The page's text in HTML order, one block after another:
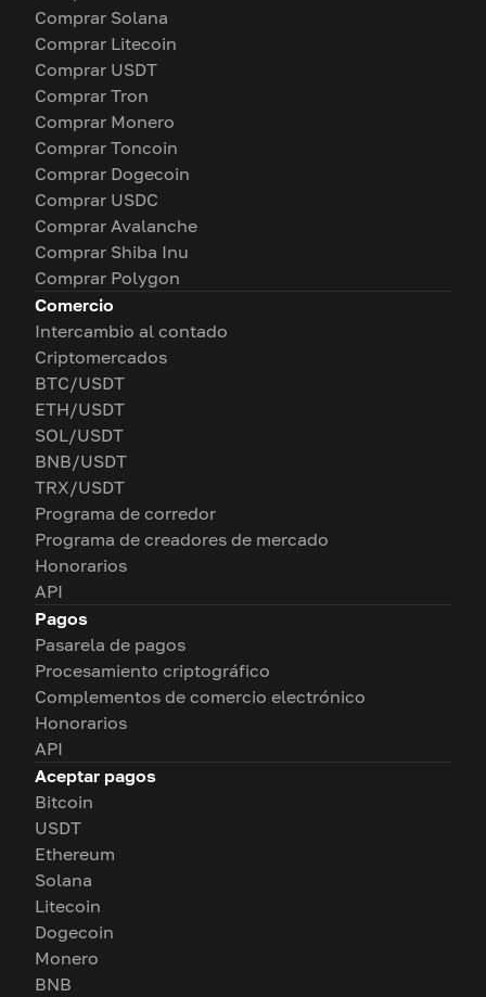
Comprar Solana
Comprar Litecoin
Comprar USDT
Comprar Tron
Comprar Monero
Comprar Toncoin
Comprar Dogecoin
Comprar USDC
Comprar Avalanche
Comprar Shiba Inu
Comprar Polygon
Comercio
Intercambio al contado
Criptomercados
BTC/USDT
ETH/USDT
SOL/USDT
BNB/USDT
TRX/USDT
Programa de corredor
Programa de creadores de mercado
Honorarios
API
Pagos
Pasarela de pagos
Procesamiento criptográfico
Complementos de comercio electrónico
Honorarios
API
Aceptar pagos
Bitcoin
USDT
Ethereum
Solana
Litecoin
Dogecoin
Monero
BNB